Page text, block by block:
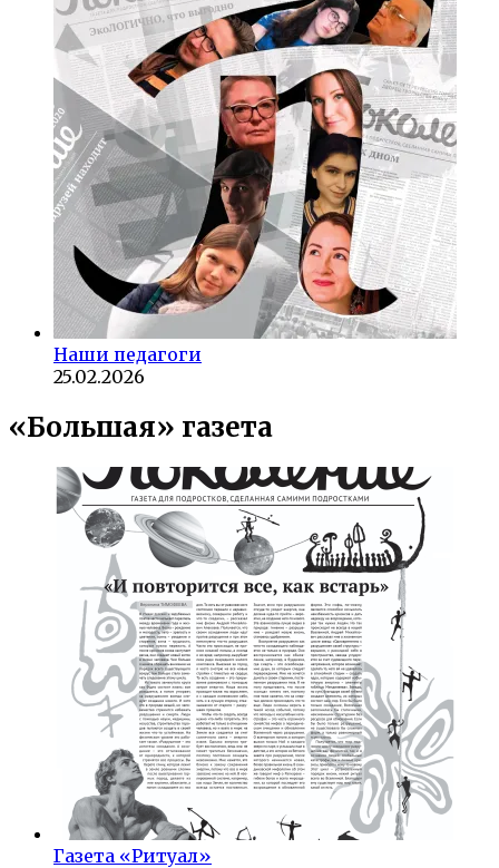
Наши педагоги
25.02.2026
«Большая» газета
Газета «Ритуал»